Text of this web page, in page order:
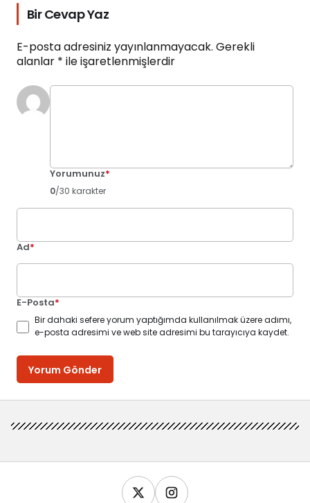
Bir Cevap Yaz
E-posta adresiniz yayınlanmayacak. Gerekli
alanlar * ile işaretlenmişlerdir
Yorumunuz*
0/30 karakter
Ad*
E-Posta*
Bir dahaki sefere yorum yaptığımda kullanılmak üzere adımı,
e-posta adresimi ve web site adresimi bu tarayıcıya kaydet.
Yorum Gönder